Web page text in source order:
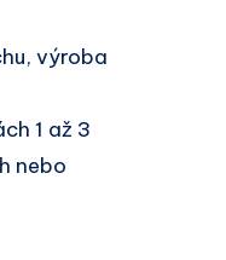
výroba
1 až 3
nebo